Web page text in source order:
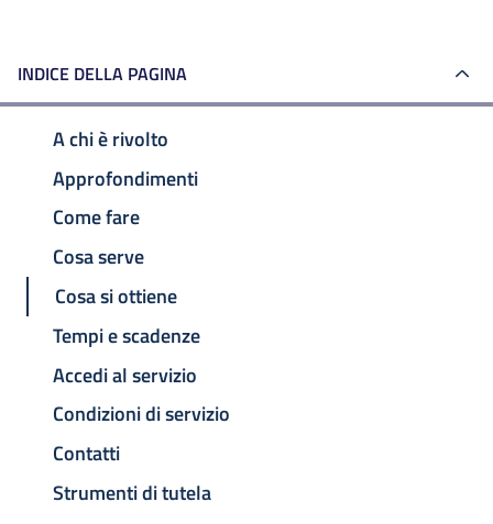
INDICE DELLA PAGINA
A chi è rivolto
Approfondimenti
Come fare
Cosa serve
Cosa si ottiene
Tempi e scadenze
Accedi al servizio
Condizioni di servizio
Contatti
Strumenti di tutela